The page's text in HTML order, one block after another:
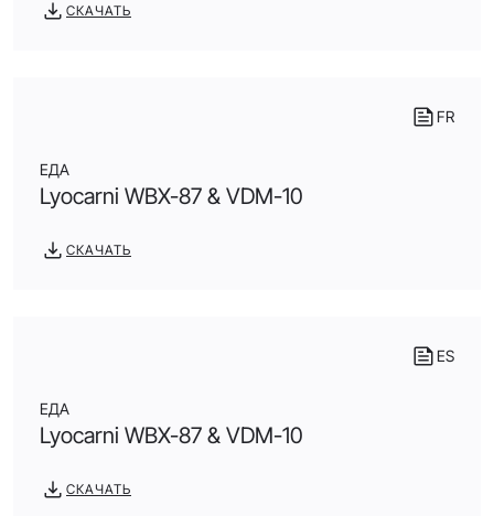
СКАЧАТЬ
FR
ЕДА
Lyocarni WBX-87 & VDM-10
СКАЧАТЬ
ES
ЕДА
Lyocarni WBX-87 & VDM-10
СКАЧАТЬ